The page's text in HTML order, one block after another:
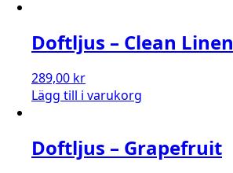
Doftljus – Clean Linen
289,00 kr
Lägg till i varukorg
Doftljus – Grapefruit